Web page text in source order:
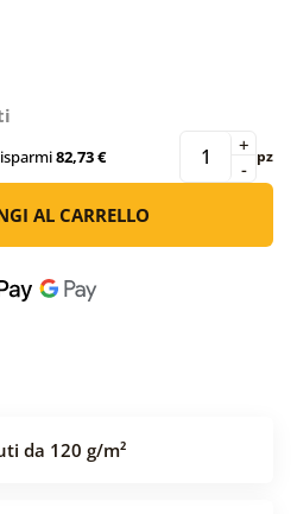
82,73 € -
+ pz
AL CARRELLO
da 120 g/m²